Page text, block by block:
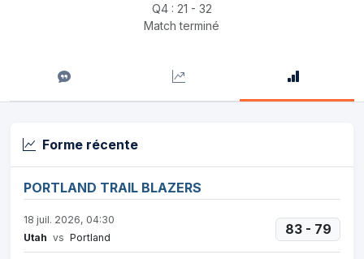
Q4 : 21 - 32
Match terminé
Forme récente
PORTLAND TRAIL BLAZERS
18 juil. 2026, 04:30
Utah vs Portland
83 - 79